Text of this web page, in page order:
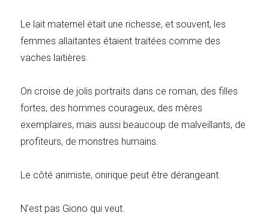
Le lait maternel était une richesse, et souvent, les
femmes allaitantes étaient traitées comme des
vaches laitières.
On croise de jolis portraits dans ce roman, des filles
fortes, des hommes courageux, des mères
exemplaires, mais aussi beaucoup de malveillants, de
profiteurs, de monstres humains.
Le côté animiste, onirique peut être dérangeant.
N’est pas Giono qui veut.